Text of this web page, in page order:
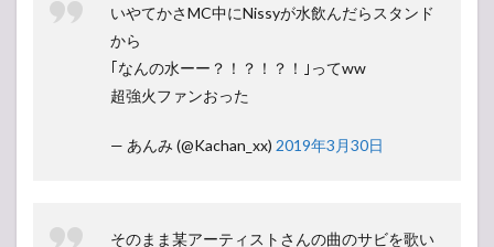
いやてかさMC中にNissyが水飲んだらスタンド
から
｢なんの水ーー？！？！？！｣ってww
超強火ファンおった
— あんみ (@Kachan_xx) 2019年3月30日
そのまま某アーティストさんの曲のサビを歌い